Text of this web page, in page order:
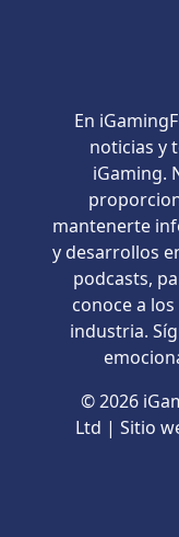
En
noticias y
iGaming.
mantenerte
y desarrollos
podcasts,
conoce a
industria.
© 2026
Ltd | Sitio